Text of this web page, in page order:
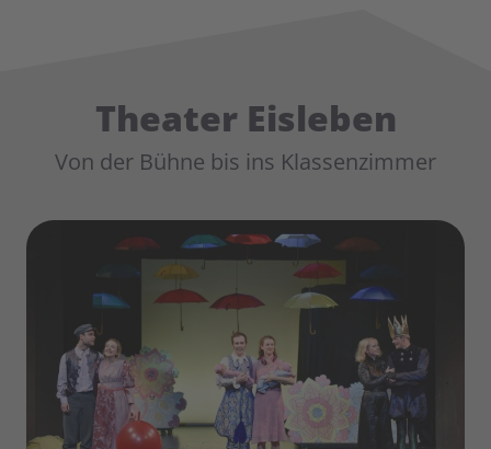
Theater Eisleben
Von der Bühne bis ins Klassenzimmer